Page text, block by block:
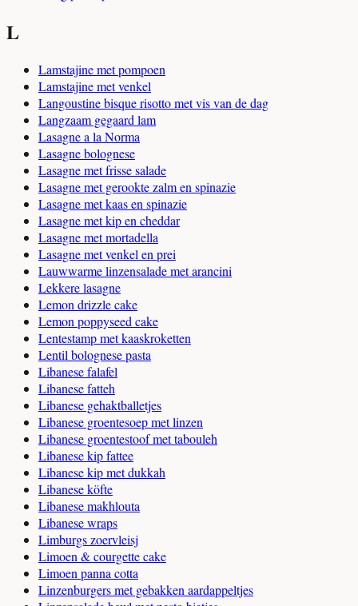
L
Lamstajine met pompoen
Lamstajine met venkel
Langoustine bisque risotto met vis van de dag
Langzaam gegaard lam
Lasagne a la Norma
Lasagne bolognese
Lasagne met frisse salade
Lasagne met gerookte zalm en spinazie
Lasagne met kaas en spinazie
Lasagne met kip en cheddar
Lasagne met mortadella
Lasagne met venkel en prei
Lauwwarme linzensalade met arancini
Lekkere lasagne
Lemon drizzle cake
Lemon poppyseed cake
Lentestamp met kaaskroketten
Lentil bolognese pasta
Libanese falafel
Libanese fatteh
Libanese gehaktballetjes
Libanese groentesoep met linzen
Libanese groentestoof met tabouleh
Libanese kip fattee
Libanese kip met dukkah
Libanese köfte
Libanese makhlouta
Libanese wraps
Limburgs zoervleisj
Limoen & courgette cake
Limoen panna cotta
Linzenburgers met gebakken aardappeltjes